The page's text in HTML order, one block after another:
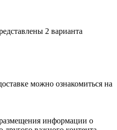
2 варианта
можно ознакомиться на
информации о